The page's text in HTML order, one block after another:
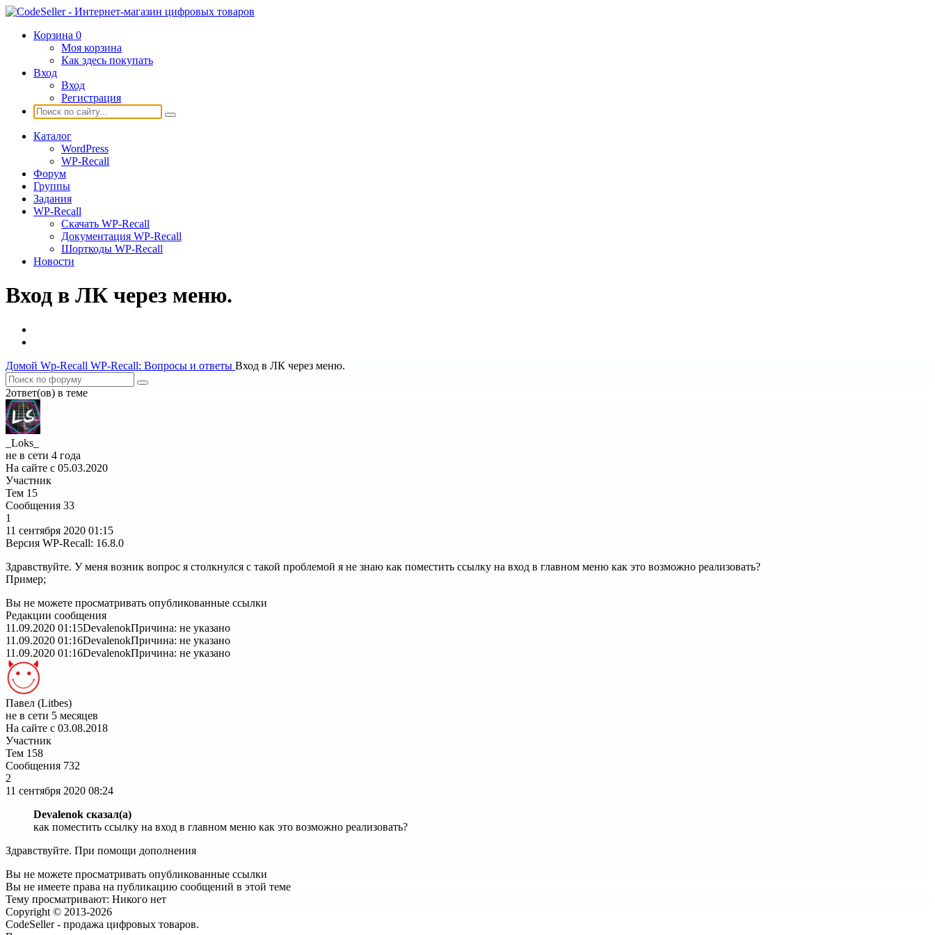
Корзина 0
Моя корзина
Как здесь покупать
Вход
Вход
Регистрация
Каталог
WordPress
WP-Recall
Форум
Группы
Задания
WP-Recall
Скачать WP-Recall
Документация WP-Recall
Шорткоды WP-Recall
Новости
Вход в ЛК через меню.
Домой Wp-Recall WP-Recall: Вопросы и ответы Вход в ЛК через меню.
2ответ(ов) в теме
_Loks_
не в сети 4 года
На сайте с 05.03.2020
Участник
Тем 15
Сообщения 33
1
11 сентября 2020 01:15
Версия WP-Recall: 16.8.0
Здравствуйте. У меня возник вопрос я столкнулся с такой проблемой я не знаю как поместить ссылку на вход в главном меню как это возможно реализовать?
Пример;
Вы не можете просматривать опубликованные ссылки
Редакции сообщения
11.09.2020 01:15DevalenokПричина: не указано
11.09.2020 01:16DevalenokПричина: не указано
11.09.2020 01:16DevalenokПричина: не указано
Павел (Litbes)
не в сети 5 месяцев
На сайте с 03.08.2018
Участник
Тем 158
Сообщения 732
2
11 сентября 2020 08:24
Devalenok сказал(а)
как поместить ссылку на вход в главном меню как это возможно реализовать?
Здравствуйте. При помощи дополнения
Вы не можете просматривать опубликованные ссылки
Вы не имеете права на публикацию сообщений в этой теме
Тему просматривают: Никого нет
Copyright © 2013-2026
CodeSeller - продажа цифровых товаров.